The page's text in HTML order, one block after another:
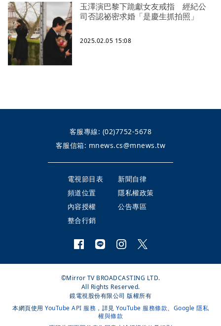
玉澤演巴黎下跪獻女友戒指 經紀公
司否認祕密求婚「是慶生抓拍照」
2025.02.05 15:08
客服專線: (02)7752-5678
客服信箱: mnews.cs@mnews.tw
電視節目表
新聞自律
頻道位置
隱私權政策
內容授權
公告專區
整合行銷
©Mirror TV BROADCASTING LTD.
All Rights Reserved.
鏡電視股份有限公司 版權所有
本網頁使用 YouTube API 服務 ，詳見 YouTube 服務條款、 Google 隱私
權與條款